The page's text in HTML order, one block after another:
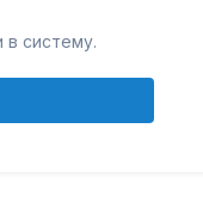
в систему.